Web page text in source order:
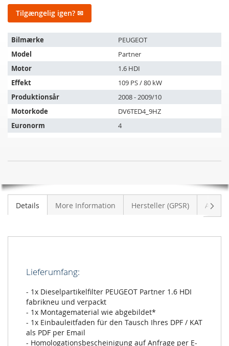
Tilgængelig igen? ✉
Varen
passer
til
følgende
køretøjer:
Bilmærke
PEUGEOT
Model
Partner
Motor
1.6 HDI
Effekt
109 PS / 80 kW
Produktionsår
2008 - 2009/10
Motorkode
DV6TED4_9HZ
Euronorm
4
Partner
1.6
HDI
Details More Information Hersteller (GPSR)
Lieferumfang:
- 1x Dieselpartikelfilter PEUGEOT Partner 1.6 HDI
fabrikneu und verpackt
- 1x Montagematerial wie abgebildet*
- 1x Einbauleitfaden für den Tausch Ihres DPF / KAT
als PDF per Email
- Homologationsbescheinigung auf Anfrage per E-